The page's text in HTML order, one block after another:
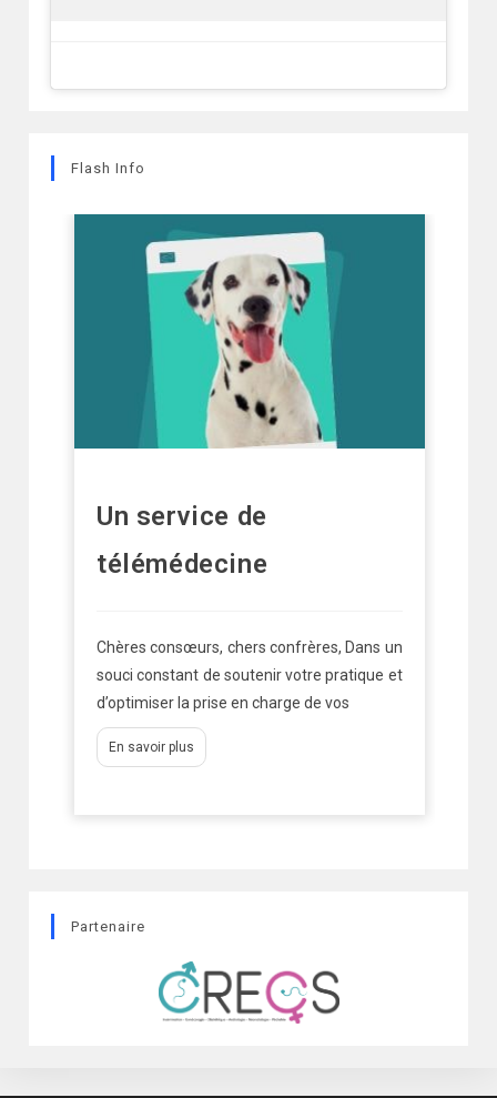
Flash Info
Un service de
télémédecine
Chères consœurs, chers confrères, Dans un
souci constant de soutenir votre pratique et
d’optimiser la prise en charge de vos
En savoir plus
Partenaire